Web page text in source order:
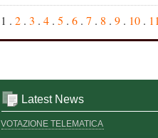
1 . 2 . 3 . 4 . 5 . 6 . 7 . 8 . 9 . 10 .
Latest News
VOTAZIONE TELEMATICA